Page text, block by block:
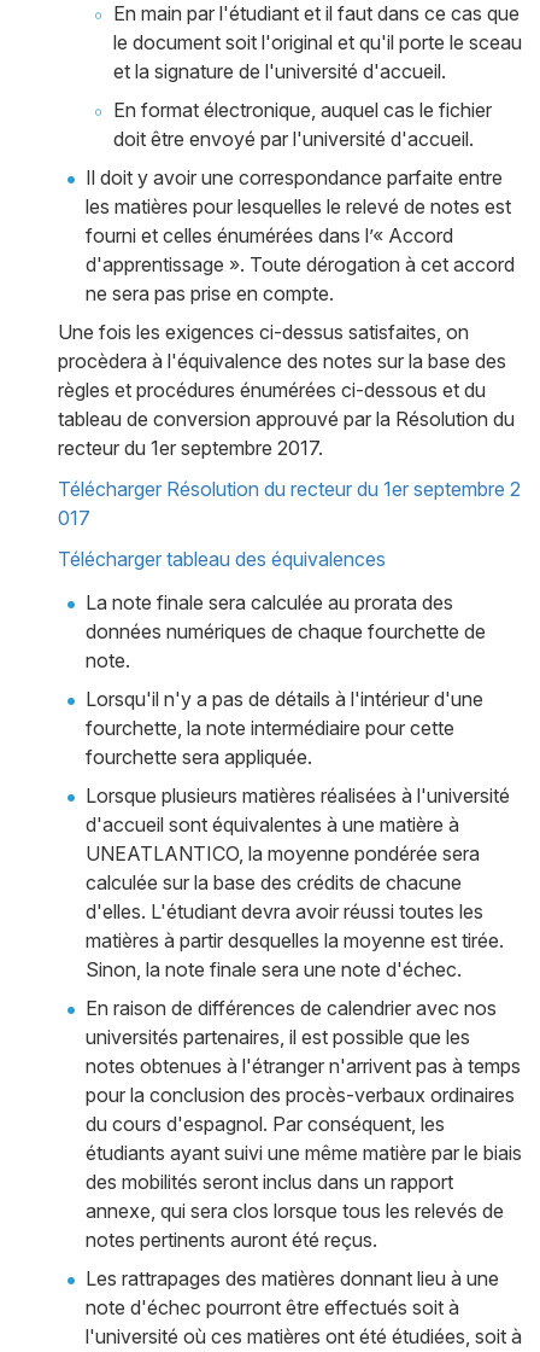
En main par l'étudiant et il faut dans ce cas que
le document soit l'original et qu'il porte le sceau
et la signature de l'université d'accueil.
En format électronique, auquel cas le fichier
doit être envoyé par l'université d'accueil.
Il doit y avoir une correspondance parfaite entre
les matières pour lesquelles le relevé de notes est
fourni et celles énumérées dans l’« Accord
d'apprentissage ». Toute dérogation à cet accord
ne sera pas prise en compte.
Une fois les exigences ci-dessus satisfaites, on
procèdera à l'équivalence des notes sur la base des
règles et procédures énumérées ci-dessous et du
tableau de conversion approuvé par la Résolution du
recteur du 1er septembre 2017.
Télécharger Résolution du recteur du 1er septembre 2
017
Télécharger tableau des équivalences
La note finale sera calculée au prorata des
données numériques de chaque fourchette de
note.
Lorsqu'il n'y a pas de détails à l'intérieur d'une
fourchette, la note intermédiaire pour cette
fourchette sera appliquée.
Lorsque plusieurs matières réalisées à l'université
d'accueil sont équivalentes à une matière à
UNEATLANTICO, la moyenne pondérée sera
calculée sur la base des crédits de chacune
d'elles. L'étudiant devra avoir réussi toutes les
matières à partir desquelles la moyenne est tirée.
Sinon, la note finale sera une note d'échec.
En raison de différences de calendrier avec nos
universités partenaires, il est possible que les
notes obtenues à l'étranger n'arrivent pas à temps
pour la conclusion des procès-verbaux ordinaires
du cours d'espagnol. Par conséquent, les
étudiants ayant suivi une même matière par le biais
des mobilités seront inclus dans un rapport
annexe, qui sera clos lorsque tous les relevés de
notes pertinents auront été reçus.
Les rattrapages des matières donnant lieu à une
note d'échec pourront être effectués soit à
l'université où ces matières ont été étudiées, soit à